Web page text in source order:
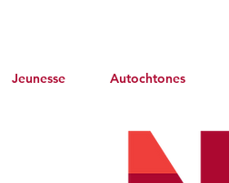
Jeunesse Autochtones
AR-2101983